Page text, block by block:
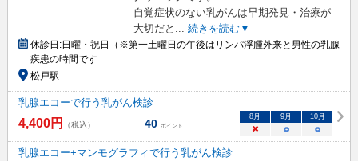
自覚症状のない乳がんは早期発見・治療が
大切だと
続きを読む▼
休診日:日曜・祝日（※第一土曜日の午後はリンパ浮腫外来と男性の乳腺
疾患の時間です
松戸駅
乳腺エコーで行う乳がん検診
4,400円 （税込） 40 ポイント
8 月 9 月 10月
× ○ ○
乳腺エコー+マンモグラフィで行う乳がん検診